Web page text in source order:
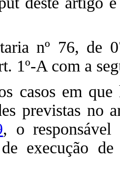
nº 76, de
1º-A com a
casos em que
previstas no
, o
de execução